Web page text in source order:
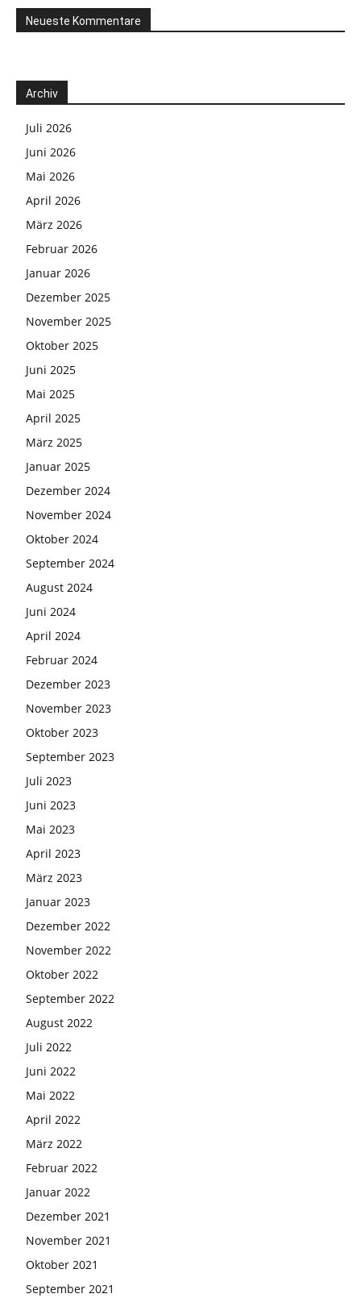
Neueste Kommentare
Archiv
Juli 2026
Juni 2026
Mai 2026
April 2026
März 2026
Februar 2026
Januar 2026
Dezember 2025
November 2025
Oktober 2025
Juni 2025
Mai 2025
April 2025
März 2025
Januar 2025
Dezember 2024
November 2024
Oktober 2024
September 2024
August 2024
Juni 2024
April 2024
Februar 2024
Dezember 2023
November 2023
Oktober 2023
September 2023
Juli 2023
Juni 2023
Mai 2023
April 2023
März 2023
Januar 2023
Dezember 2022
November 2022
Oktober 2022
September 2022
August 2022
Juli 2022
Juni 2022
Mai 2022
April 2022
März 2022
Februar 2022
Januar 2022
Dezember 2021
November 2021
Oktober 2021
September 2021